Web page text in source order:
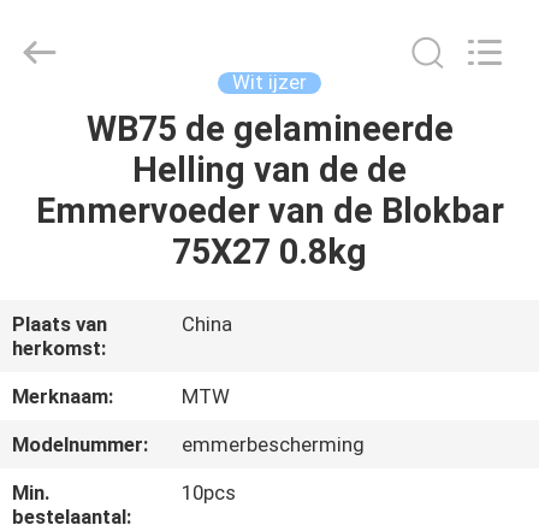
PRODUCTEN
ONGEVEER
ONS
FABRIEKSREIS
PARTS
(SUZHOU)
Wit ijzer
WB75 de gelamineerde
Helling van de de
Emmervoeder van de Blokbar
75X27 0.8kg
Plaats van
herkomst:
China
Merknaam:
MTW
Modelnummer:
emmerbescherming
Min.
bestelaantal:
10pcs